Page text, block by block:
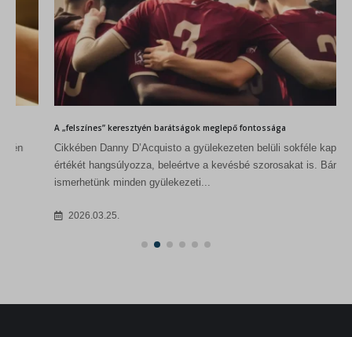
A „felszínes” keresztyén barátságok meglepő fontossága
Cikkében Danny D’Acquisto a gyülekezeten belüli sokféle kapcsolat
értékét hangsúlyozza, beleértve a kevésbé szorosakat is. Bár nem
ismerhetünk minden gyülekezeti...
2026.03.25.